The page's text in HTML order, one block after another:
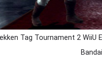
Tag Tournament 2